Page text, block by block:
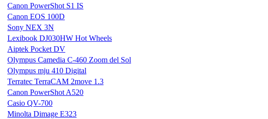
Canon PowerShot S1 IS
Canon EOS 100D
Sony NEX 3N
Lexibook DJ030HW Hot Wheels
Aiptek Pocket DV
Olympus Camedia C-460 Zoom del Sol
Olympus mju 410 Digital
Terratec TerraCAM 2move 1.3
Canon PowerShot A520
Casio QV-700
Minolta Dimage E323